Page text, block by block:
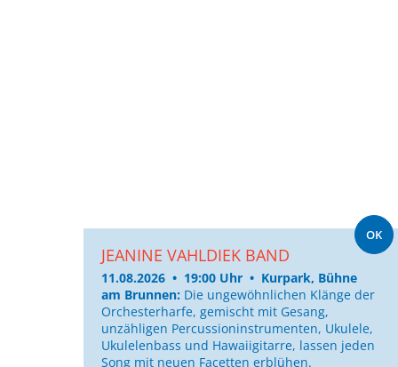
JEANINE VAHLDIEK BAND
11.08.2026 • 19:00 Uhr • Kurpark, Bühne
am Brunnen: Die ungewöhnlichen Klänge der
Orchesterharfe, gemischt mit Gesang,
unzähligen Percussioninstrumenten, Ukulele,
Ukulelenbass und Hawaiigitarre, lassen jeden
Song mit neuen Facetten erblühen.
OK